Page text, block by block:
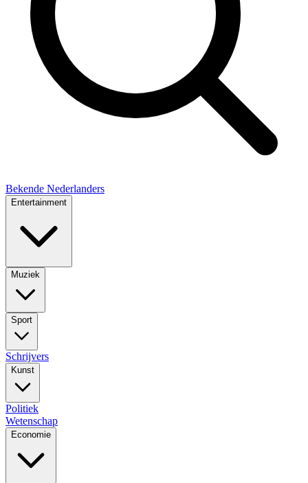
Bekende Nederlanders
Entertainment
Muziek
Sport
Schrijvers
Kunst
Politiek
Wetenschap
Economie